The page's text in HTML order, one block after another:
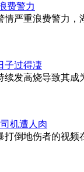
费警力
重浪费警力，
子过得凄
高烧导致其成
机遭人肉
倒地伤者的视频